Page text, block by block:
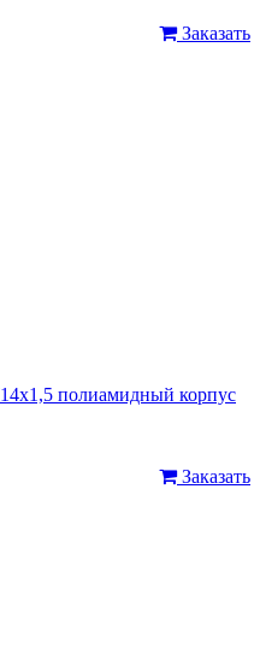
Заказать
полиамидный корпус
Заказать